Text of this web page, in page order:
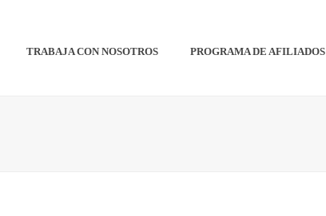
TRABAJA CON NOSOTROS PROGRAMA DE AFILIADOS